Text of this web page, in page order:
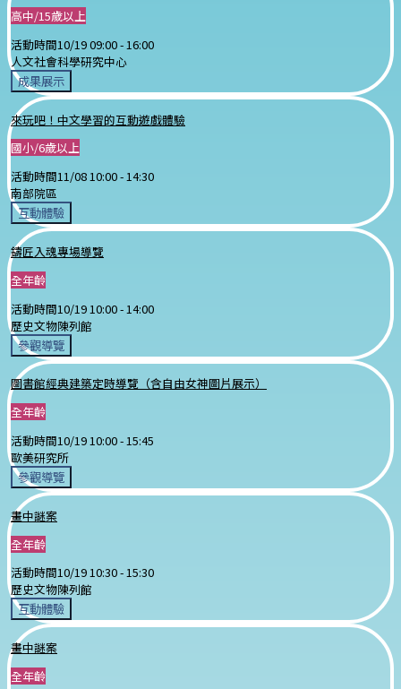
高中/15歲以上
活動時間10/19 09:00 - 16:00
人文社會科學研究中心
成果展示
來玩吧！中文學習的互動遊戲體驗
國小/6歲以上
活動時間11/08 10:00 -14:30
南部院區
互動體驗
鑄匠入魂專場導覽
全年齡
活動時間10/19 10:00 - 14:00
歷史文物陳列館
參觀導覽
圖書館經典建築定時導覽（含自由女神圖片展示）
全年齡
活動時間10/19 10:00 -15:45
歐美研究所
參觀導覽
畫中謎案
全年齡
活動時間10/19 10:30 -15:30
歷史文物陳列館
互動體驗
畫中謎案
全年齡